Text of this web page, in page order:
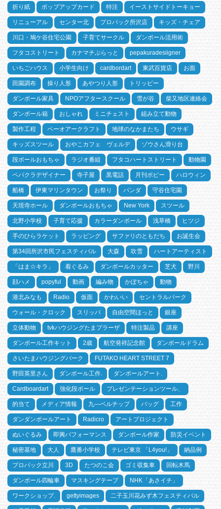
折り紙 ポップアップカード 特注 イーストサイドトーキョー
リニューアル センター北 プロパック所沢店 キッズ・チェア
川口・鳩ケ谷住宅公園 子育てサークル ダンボール活用術
フタコストリート カナマチぷらっと pepakuradesiigner
いちごハウス 小学生向け cardbordart 東武百貨店 お面
田園調布 操り人形 あやつり人形 トリッピー
ダンボール家具 NPOアフタースクール 雪が谷 柴又地区連絡会
ダンボール箱 おしゃれ ミニチェスト 組み立て動物
製作工程 ペーオアークラフト 地球のなかまたち ウサギ
キッズスツール おやこカフェ ヴェルデ ゾウさん滑り台
段ボールおもちゃ ラジオ番組 フタコハートストリート 動物園
ペパクラデザイナー 寺子屋 黒電話 月刊ポピー ハロウィン
船橋 伊東マリンタウン お祭り パンダ 守谷住宅園
天現寺ホール ダンボールおもちゃ New York スツール
北野小学校 子育て応援 カラーダンボール 浅草橋 ヒツジ
手のひらラケット ラッピング サファリのともだち お誕生会
第34回所沢市民フェスティバル 大森 吹雪 ハートアーティスト
「はま☆キラ」 着ぐるみ ダンボールカッター 芝犬 野川
顔ハメ popyful 動画 編み物 かぼちゃ 動物
港北みなも Radio 仮面 かわいい セントラルパーク
ウォール・クロック スリッパ 自由空間ほっと 銀座
立体動物 tvkハウジングたまプラーザ 特注製品 講座
ダンボール工作キット 2歳 航空発祥記念館 ダンボールドラム
さいたまハウジングパーク FUTAKO HEART STREET 7
野田英里さん ダンボール工作. ダンボールアート.
Cardboardart 強化段ボール プレゼンテーションツール、
的当て メディア情報 九―ベルチップ バッグ 工作
ダンダンボールアート Radicro アートプロジェクト
ぬいぐるみ 即興パフォーマンス ダンボール作家 防災イベント
秘密基地 大人 鷹番小学校 テレビ東京 「L4you!」 納品例
プロパック立川 3D たつのこ会 ゴミ収集車 回転木馬
ダンボール四輪車 マスキングテープ NHK「あさイチ」
ワークショップ. gettyimages 二子玉川花みず木フェスティバル